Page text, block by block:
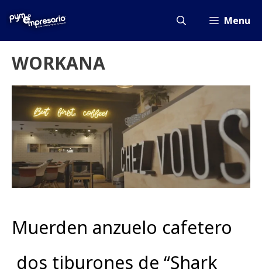
Menu
WORKANA
Muerden anzuelo cafetero
dos tiburones de “Shark